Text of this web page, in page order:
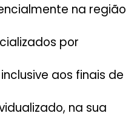
na região
por
aos finais de
na sua